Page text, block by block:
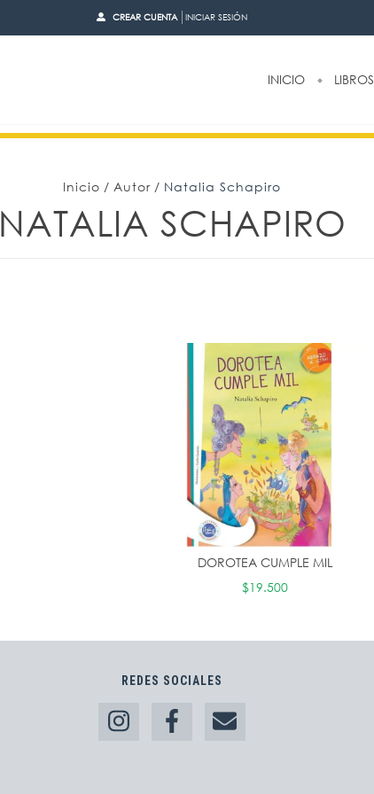
CREAR CUENTA INICIAR SESIÓN
INICIO LIBROS
Inicio / Autor / Natalia Schapiro
NATALIA SCHAPIRO
DOROTEA CUMPLE MIL
$19.500
REDES SOCIALES